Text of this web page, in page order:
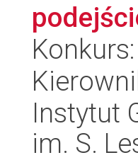
Konkurs:
Instytut
im. S.